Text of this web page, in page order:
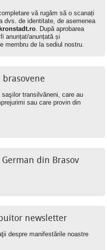
vă rugăm să o scanați
dvs. de identitate, de asemenea
. După aprobarea
anunțat/anunțată și
membru de la sediul nostru.
brasovene
transilvăneni, care au
sau care provin din
din Brasov
newsletter
despre manifestările noastre